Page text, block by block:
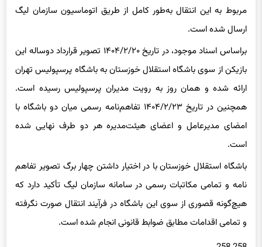
مربوط به این انتقال به‌طور کامل از طریق اتوماسیون سازمان لیگ
ارسال شده است.
براساس اسناد موجود، در تاریخ ۱۴۰۴/۲/۲۰ تصویر قرارداد دوساله این
بازیکن از سوی باشگاه استقلال خوزستان به باشگاه پرسپولیس تهران
ارائه شده و همان روز به رویت مدیران پرسپولیس رسیده است.
همچنین در تاریخ ۱۴۰۴/۲/۲۳ تفاهم‌نامه رسمی میان دو باشگاه با
امضای مدیرعامل و اعضای هیئت‌مدیره هر دو طرف نهایی شده
است.
باشگاه استقلال خوزستان با در اختیار داشتن چهار برگ تصویر تفاهم
نامه و تمامی مکاتبات رسمی در سامانه سازمان لیگ تأکید دارد که
هیچ‌گونه قصوری از سوی این باشگاه در فرآیند انتقال صورت نگرفته
و تمامی اقدامات مطابق ضوابط قانونی انجام شده است.